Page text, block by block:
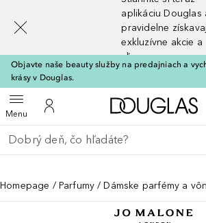
aplikáciu Douglas
pravidelne
exkluzívne akcie a
zľavy
Objavte naše beauty služby na predajniach a
krásy v Douglas.
MenuOtvoriť menuDo môjho účtu
Choď späť
Vykonajte vyhľadávanie
Homepage Parfumy Dámske parfémy a
[navigation.slideout.screenreader]